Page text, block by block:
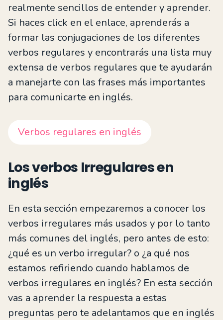
realmente sencillos de entender y aprender.
Si haces click en el enlace, aprenderás a
formar las conjugaciones de los diferentes
verbos regulares y encontrarás una lista muy
extensa de verbos regulares que te ayudarán
a manejarte con las frases más importantes
para comunicarte en inglés.
Verbos regulares en inglés
Los verbos Irregulares en
inglés
En esta sección empezaremos a conocer los
verbos irregulares más usados y por lo tanto
más comunes del inglés, pero antes de esto:
¿qué es un verbo irregular? o ¿a qué nos
estamos refiriendo cuando hablamos de
verbos irregulares en inglés? En esta sección
vas a aprender la respuesta a estas
preguntas pero te adelantamos que en inglés